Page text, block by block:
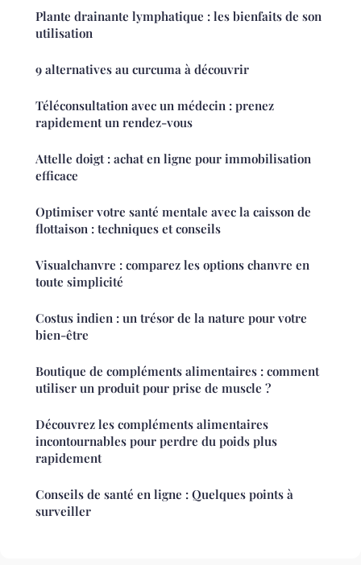
Plante drainante lymphatique : les bienfaits de son
utilisation
9 alternatives au curcuma à découvrir
Téléconsultation avec un médecin : prenez
rapidement un rendez-vous
Attelle doigt : achat en ligne pour immobilisation
efficace
Optimiser votre santé mentale avec la caisson de
flottaison : techniques et conseils
Visualchanvre : comparez les options chanvre en
toute simplicité
Costus indien : un trésor de la nature pour votre
bien-être
Boutique de compléments alimentaires : comment
utiliser un produit pour prise de muscle ?
Découvrez les compléments alimentaires
incontournables pour perdre du poids plus
rapidement
Conseils de santé en ligne : Quelques points à
surveiller